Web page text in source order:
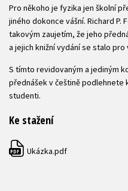
Pro někoho je fyzika jen školní
jiného dokonce vášní. Richard P.
takovým zaujetím, že jeho
a jejich knižní vydání se stalo
S tímto revidovaným a jediným
přednášek v češtině podlehnete
studenti.
Ke stažení
PDF Ukázka.pdf